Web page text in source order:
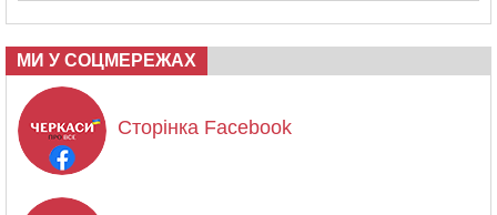
МИ У СОЦМЕРЕЖАХ
Сторінка Facebook